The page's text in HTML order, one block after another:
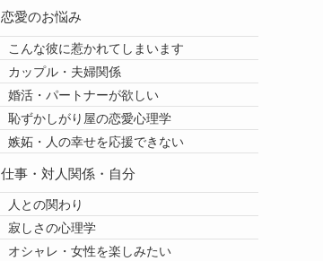
恋愛のお悩み
こんな彼に惹かれてしまいます
カップル・夫婦関係
婚活・パートナーが欲しい
恥ずかしがり屋の恋愛心理学
嫉妬・人の幸せを応援できない
仕事・対人関係・自分
人との関わり
寂しさの心理学
オシャレ・女性を楽しみたい